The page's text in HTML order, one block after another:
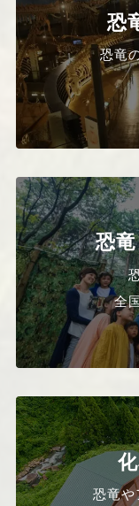
恐
恐竜
恐
全
恐竜や